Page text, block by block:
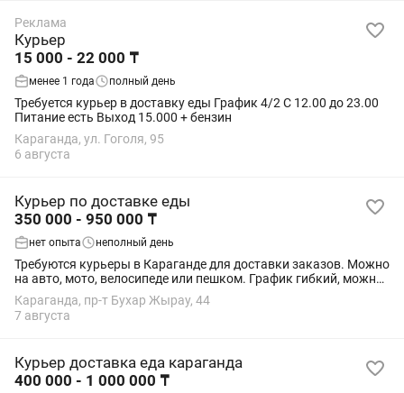
Реклама
Курьер
15 000 - 22 000 ₸
менее 1 года полный день
Требуется курьер в доставку еды График 4/2 С 12.00 до 23.00
Питание есть Выход 15.000 + бензин
Караганда, ул. Гоголя, 95
6 августа
Курьер по доставке еды
350 000 - 950 000 ₸
нет опыта неполный день
Требуются курьеры в Караганде для доставки заказов. Можно
на авто, мото, велосипеде или пешком. График гибкий, можно
совмещать с другой работой. Требования: ответственность,
пунктуальность, смартфон...
Караганда, пр-т Бухар Жырау, 44
7 августа
Курьер доставка еда караганда
400 000 - 1 000 000 ₸